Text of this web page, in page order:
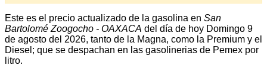
Este es el precio actualizado de la gasolina en San
Bartolomé Zoogocho - OAXACA del día de hoy Domingo 9
de agosto del 2026, tanto de la Magna, como la Premium y el
Diesel; que se despachan en las gasolinerias de Pemex por
litro.